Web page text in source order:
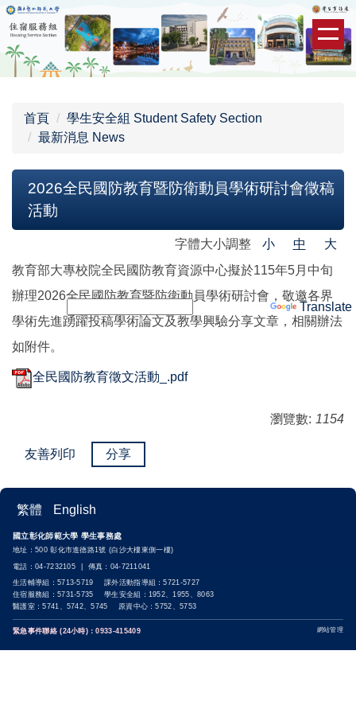
跳
到
主
要
Powered by Translate
首頁
學生安全組 Student Safety Section
最新消息 News
2026全民國防教育暨防衛動員學術研討會徵稿
活動
字體大小調整 小 中
大
教育部大專校院全民國防教育資源中心擬於115年5月中旬
辦理2026全民國防教育暨防衛動員學術研討會，敬邀各界
學術先進踴躍投稿學術論文及教學興驗分享文章，相關辦法
如附件。
全民國防教育徵文活動_.pdf
瀏覽數: 1154
友善列印 分享
繁體 English
國立彰化師範大學 學生事務處
地址：500 彰化市進德路1號 (白沙大樓東側一樓)
電話：04-7232105 | 傳真：04-7211041
生活輔導組：5713-5719 課外活動指導組：5721-5727
住宿服務組：5731-5735 學生安全組：1952、1955、8063
醫護室：5741、5742、5745 原資中心：5752、5753
緊急事件聯絡 (24小時)：0933-415409 網站管理